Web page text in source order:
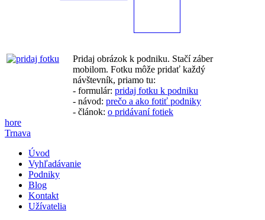
Pridaj obrázok k podniku. Stačí záber
mobilom. Fotku môže pridať každý
návštevník, priamo tu:
- formulár: pridaj fotku k podniku
- návod: prečo a ako fotiť podniky
- článok: o pridávaní fotiek
hore
Trnava
Úvod
Vyhľadávanie
Podniky
Blog
Kontakt
Užívatelia